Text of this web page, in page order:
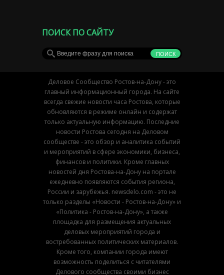
ПОИСК ПО САЙТУ
Деловое Сообщество Ростов-на-Дону - это
главный информационный города. На сайте
всегда свежие новости часа Ростова, которые
обновляются в режиме онлайн и содержат
только актуальную информацию. Последние
новости Ростова сегодня на Деловом
сообществе - это обзор и аналитика событий
и мероприятий в сфере экономики, бизнеса,
финансов и политики. Кроме главных
новостей дня Ростова-на-Дону на портале
ежедневно появляются события региона,
России и зарубежья. newsdelo.com - это не
только разделы «Новости - Ростов-на-Дону» и
«Политика - Ростов-на-Дону», а также
площадка для размещения актуальных
деловых мероприятий города и
востребованных политических материалов.
Кроме того, компании города имеют
возможность поделиться с читателями
Делового сообщества своими бизнес